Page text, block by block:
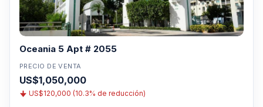
Oceania 5 Apt # 2055
PRECIO DE VENTA
US$1,050,000
US$120,000 (10.3% de reducción)